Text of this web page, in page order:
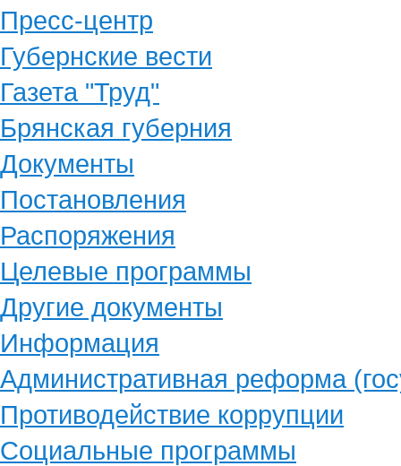
Пресс-центр
Губернские вести
Газета "Труд"
Брянская губерния
Документы
Постановления
Распоряжения
Целевые программы
Другие документы
Информация
Административная реформа
Противодействие коррупции
Социальные программы